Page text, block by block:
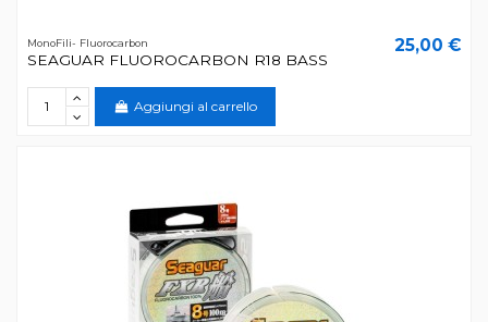
MonoFili- Fluorocarbon
SEAGUAR FLUOROCARBON R18 BASS
25,00 €
Aggiungi al carrello